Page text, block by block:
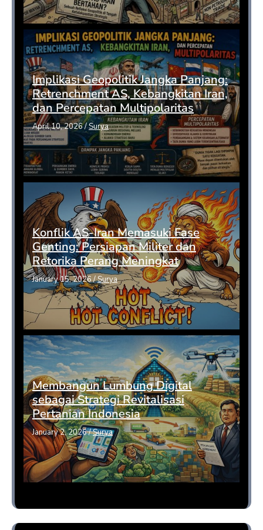
Implikasi Geopolitik Jangka Panjang:
Retrenchment AS, Kebangkitan Iran,
dan Percepatan Multipolaritas
April 10, 2026/Surya
Konflik AS-Iran Memasuki Fase
Genting: Persiapan Militer dan
Retorika Perang Meningkat
January 15, 2026/Surya
Membangun Lumbung Digital
sebagai Strategi Revitalisasi
Pertanian Indonesia
January 2, 2026/Surya